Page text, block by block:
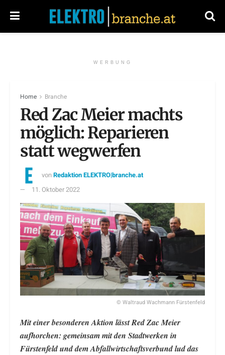
WERBUNG
Home Branche
Red Zac Meier machts
möglich: Reparieren
statt wegwerfen
vonRedaktion ELEKTRO|branche.at
11. Oktober 2022
© Waltraud Wachmann Fürstenfeld
Mit einer besonderen Aktion lässt Red Zac Meier
aufhorchen: gemeinsam mit den Stadtwerken in
Fürstenfeld und dem Abfallwirtschaftsverbund lud das